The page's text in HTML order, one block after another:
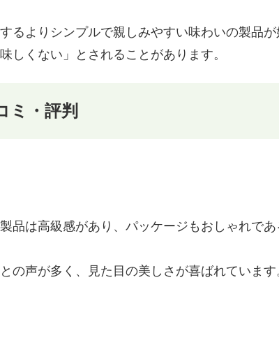
るよりシンプルで親しみやすい味わいの製品
しくない」とされることがあります。
ミ・評判
品は高級感があり、パッケージもおしゃれで
の声が多く、見た目の美しさが喜ばれています